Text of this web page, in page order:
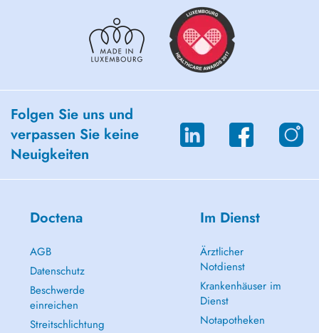
Folgen Sie uns und
verpassen Sie keine
Neuigkeiten
Doctena
AGB
Datenschutz
Beschwerde
einreichen
Streitschlichtung
Im Dienst
Ärztlicher
Notdienst
Krankenhäuser im
Dienst
Notapotheken